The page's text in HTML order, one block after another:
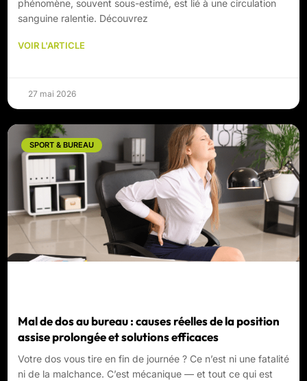
phénomène, souvent sous-estimé, est lié à une circulation
sanguine ralentie. Découvrez
VOIR L'ARTICLE
27 mai 2026
SPORT & BUREAU
Mal de dos au bureau : causes réelles de la position
assise prolongée et solutions efficaces
Votre dos vous tire en fin de journée ? Ce n’est ni une fatalité
ni de la malchance. C’est mécanique — et tout ce qui est